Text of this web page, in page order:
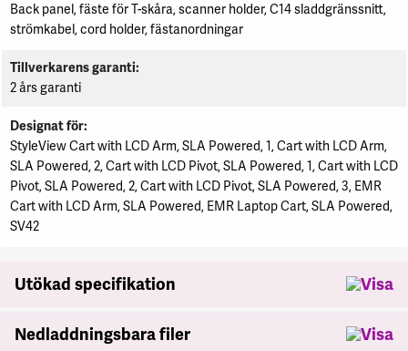
Back panel, fäste för T-skåra, scanner holder, C14 sladdgränssnitt,
strömkabel, cord holder, fästanordningar
Tillverkarens garanti
2 års garanti
Designat för
StyleView Cart with LCD Arm, SLA Powered, 1, Cart with LCD Arm,
SLA Powered, 2, Cart with LCD Pivot, SLA Powered, 1, Cart with LCD
Pivot, SLA Powered, 2, Cart with LCD Pivot, SLA Powered, 3, EMR
Cart with LCD Arm, SLA Powered, EMR Laptop Cart, SLA Powered,
SV42
Utökad specifikation
Nedladdningsbara filer